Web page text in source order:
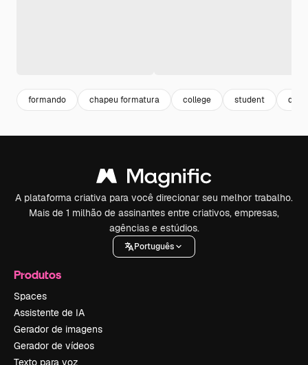
formando chapeu formatura college student
A plataforma criativa para você direcionar seu melhor trabalho.
Mais de 1 milhão de assinantes entre criativos, empresas,
agências e estúdios.
Português
Produtos
Spaces
Assistente de IA
Gerador de imagens
Gerador de vídeos
Texto para voz